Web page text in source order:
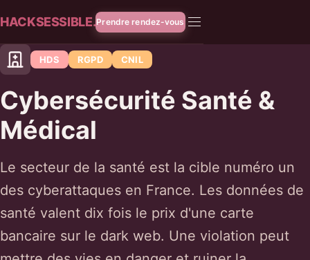
HACKSESSIBLE.Prendre rendez-vous
HDS RGPD CNIL
Cybersécurité Santé &
Médical
Le secteur de la santé est la cible numéro un
des cyberattaques en France. Les données de
santé valent dix fois le prix d'une carte
bancaire sur le dark web. Une violation peut